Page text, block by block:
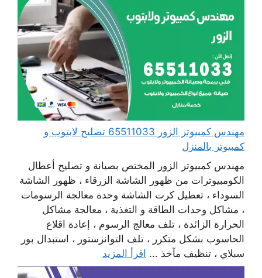
مهندس كمبيوتر الزور 65511033 تصليح لابتوب و
كمبيوتر بالمنزل
مهندس كمبيوتر الزور المختص بصيانة و تصليح أعطال
الكومبيوترات من ظهور الشاشة الزرقاء ، ظهور الشاشة
السوداء ، تعطيل كرت الشاشة وحدة معالجة الرسومات
، مشاكل وحدات الطاقة و التغذية ، معالجة مشاكل
الحرارة الزائدة ، تلف معالج الرسوم ، إعادة اقلاع
الحاسوب بشكل متكرر ، تلف التوانزستور ، استبدال بور
سبلاي ، تنظيف مآخذ ... اقرأ المزيد